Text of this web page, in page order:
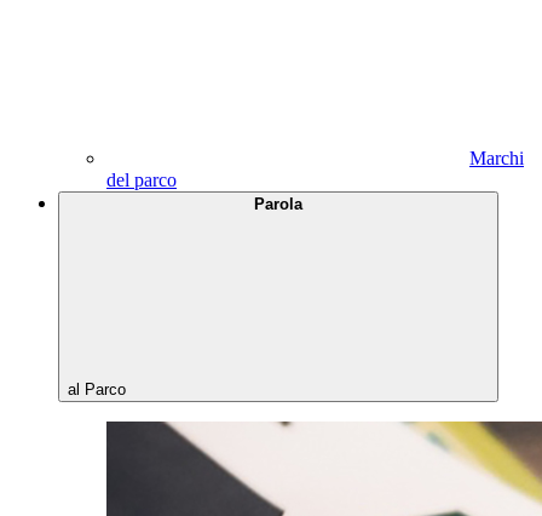
Marchi
del parco
Parola
al Parco